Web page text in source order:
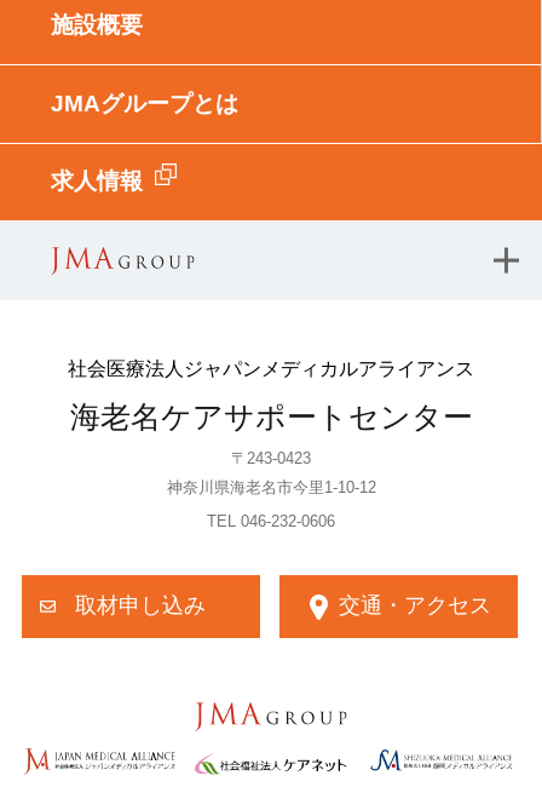
施設概要
JMAグループとは
求人情報
社会医療法人ジャパンメディカルアライアンス
海老名ケアサポートセンター
〒243-0423
神奈川県海老名市今里1-10-12
TEL 046-232-0606
取材申し込み 交通・アクセス